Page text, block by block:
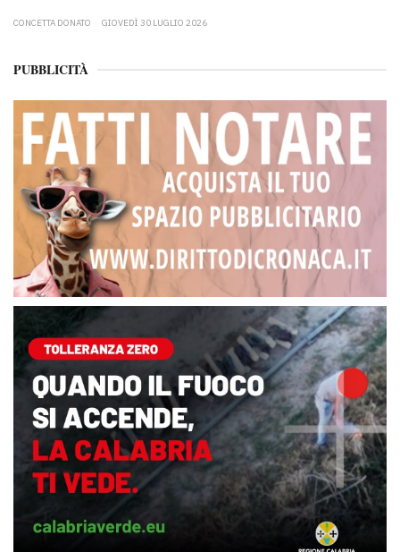
CONCETTA DONATO GIOVEDÌ 30 LUGLIO 2026
PUBBLICITÀ